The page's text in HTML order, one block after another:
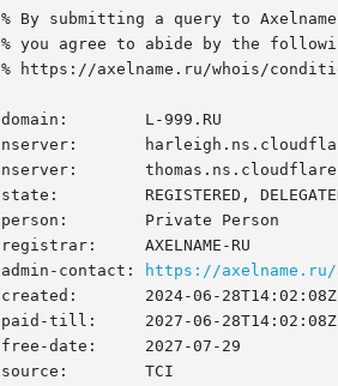
% By submitting a query to
% you agree to abide by the
% https://axelname.ru/whois/
domain:        L-999.RU
nserver:
nserver:
state:         REGISTERED,
person:        Private Person
registrar:     AXELNAME-RU
admin-contact:
https://
created:       2024-06-28T14:02:08Z
paid-till:     2027-06-28T14:02:08Z
free-date:     2027-07-29
source:        TCI